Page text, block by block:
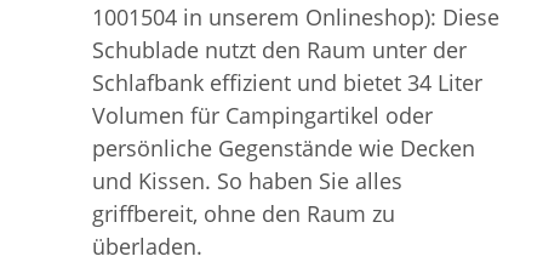
1001504 in unserem Onlineshop): Diese
Schublade nutzt den Raum unter der
Schlafbank effizient und bietet 34 Liter
Volumen für Campingartikel oder
persönliche Gegenstände wie Decken
und Kissen. So haben Sie alles
griffbereit, ohne den Raum zu
überladen.